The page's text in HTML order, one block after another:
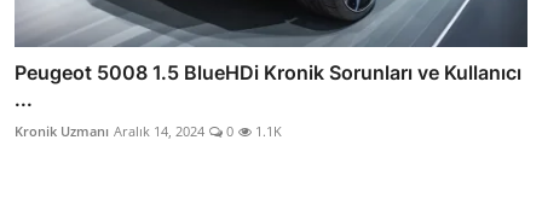
Peugeot 5008 1.5 BlueHDi Kronik Sorunları ve Kullanıcı
...
Kronik Uzmanı Aralık 14, 2024 0 1.1K